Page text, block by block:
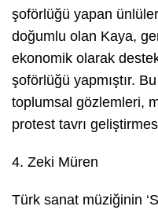
şoförlüğü yapan
doğumlu olan Kaya,
ekonomik olarak
şoförlüğü yapmıştır.
toplumsal gözlemleri,
protest tavrı
4. Zeki Müren
Türk sanat müziğinin